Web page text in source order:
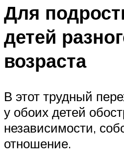
Для
детей
возраста
В этот трудный
у обоих детей
независимости,
отношение.